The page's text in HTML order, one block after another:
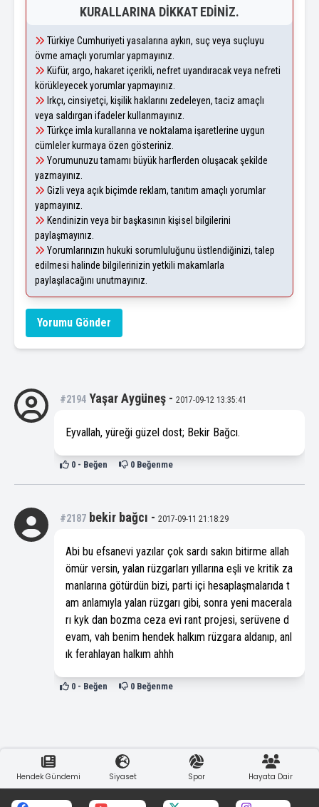
KURALLARINA DIKKAT EDINIZ.
Türkiye Cumhuriyeti yasalarına aykırı, suç veya suçluyu
övme amaçlı yorumlar yapmayınız.
Küfür, argo, hakaret içerikli, nefret uyandıracak veya nefreti
körükleyecek yorumlar yapmayınız.
Irkçı, cinsiyetçi, kişilik haklarını zedeleyen, taciz amaçlı
veya saldırgan ifadeler kullanmayınız.
Türkçe imla kurallarına ve noktalama işaretlerine uygun
cümleler kurmaya özen gösteriniz.
Yorumunuzu tamamı büyük harflerden oluşacak şekilde
yazmayınız.
Gizli veya açık biçimde reklam, tanıtım amaçlı yorumlar
yapmayınız.
Kendinizin veya bir başkasının kişisel bilgilerini
paylaşmayınız.
Yorumlarınızın hukuki sorumluluğunu üstlendiğinizi, talep
edilmesi halinde bilgilerinizin yetkili makamlarla
paylaşılacağını unutmayınız.
Yorumu Gönder
#2194 Yaşar Aygüneş - 2017-09-12 13:35:41
Eyvallah, yüreği güzel dost; Bekir Bağcı.
0- Beğen 0Beğenme
#2187 bekir bağcı - 2017-09-11 21:18:29
Abi bu efsanevi yazılar çok sardı sakın bitirme allah
ömür versin, yalan rüzgarları yıllarına eşli ve kritik za
manlarına götürdün bizi, parti içi hesaplaşmalarıda t
am anlamıyla yalan rüzgarı gibi, sonra yeni macerala
rı kyk dan bozma ceza evi rant projesi, serüvene d
evam, vah benim hendek halkım rüzgara aldanıp, anl
ık ferahlayan halkım ahhh
0- Beğen 0Beğenme
Hendek Gündemi Siyaset Spor Hayata Dair